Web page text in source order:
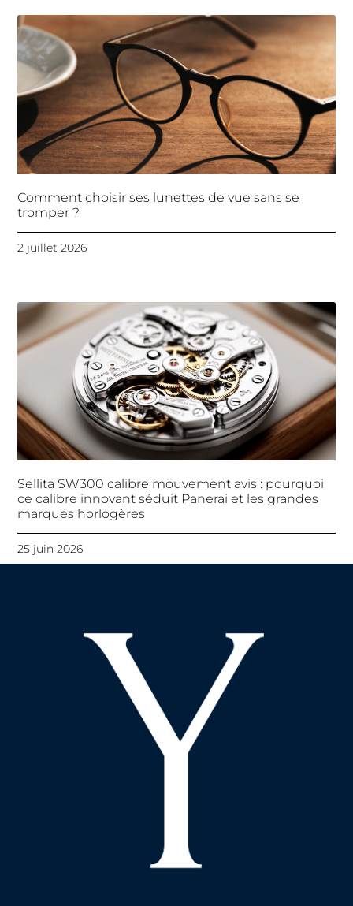
Comment choisir ses lunettes de vue sans se
tromper ?
2 juillet 2026
Sellita SW300 calibre mouvement avis : pourquoi
ce calibre innovant séduit Panerai et les grandes
marques horlogères
25 juin 2026